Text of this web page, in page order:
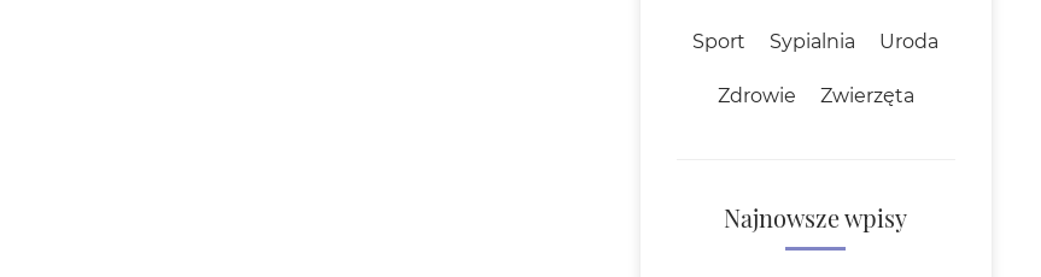
Sport Sypialnia Uroda
Zdrowie Zwierzęta
Najnowsze wpisy